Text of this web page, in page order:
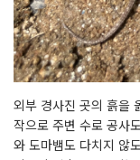
외부 경사진 곳의 흙을
작으로 주변 수로 공사
와 도마뱀도 다치지 않